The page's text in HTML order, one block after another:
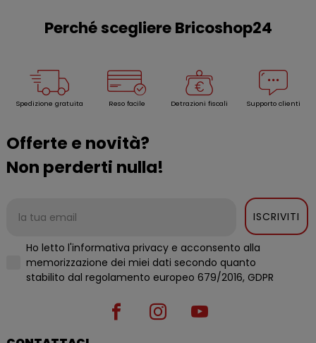
Perché scegliere Bricoshop24
Spedizione gratuita Reso facile Detrazioni fiscali Supporto clienti
Offerte e novità?
Non perderti nulla!
ISCRIVITI
Ho letto l'informativa privacy e acconsento alla
memorizzazione dei miei dati secondo quanto
stabilito dal regolamento europeo 679/2016, GDPR